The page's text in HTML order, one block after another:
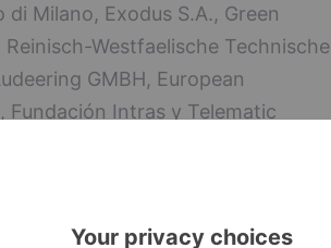
Milano, Exodus S.A., Green
Westfaelische Technische
GMBH, European
Fundación Intras y Telematic
representantes de estas
en un encuentro que se ha